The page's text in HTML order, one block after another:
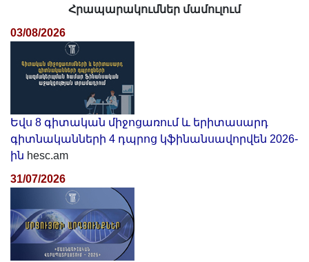
Հրապարակումներ մամուլում
03/08/2026
Եվս 8 գիտական միջոցառում և երիտասարդ
գիտնականների 4 դպրոց կֆինանսավորվեն 2026-
ին hesc.am
31/07/2026